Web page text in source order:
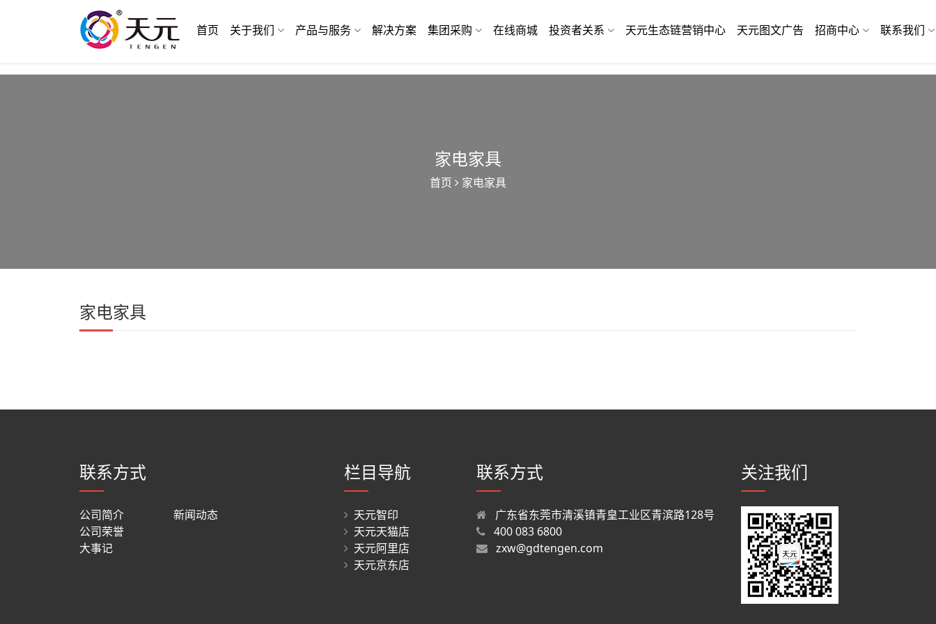
首页 关于我们 产品与服务 解决方案 集团采购 在线商城 投资者关系 天元生态链营销中心 天元图文广告 招商中心 联系我们
家电家具
首页 家电家具
家电家具
联系方式
公司简介
公司荣誉
大事记
新闻动态
栏目导航
天元智印
天元天猫店
天元阿里店
天元京东店
联系方式
广东省东莞市清溪镇青皇工业区青滨路128号
400 083 6800
zxw@gdtengen.com
关注我们